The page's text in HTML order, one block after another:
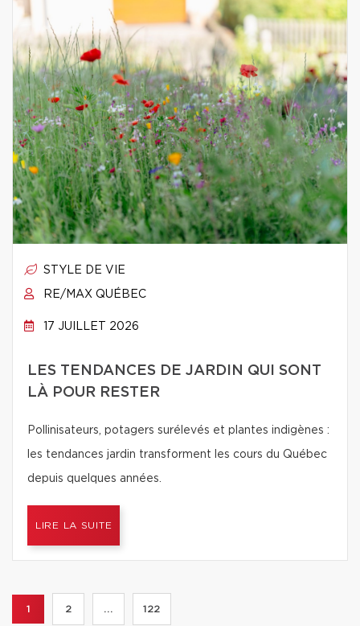
STYLE DE VIE
RE/MAX QUÉBEC
17 JUILLET 2026
LES TENDANCES DE JARDIN QUI SONT
LÀ POUR RESTER
Pollinisateurs, potagers surélevés et plantes indigènes :
les tendances jardin transforment les cours du Québec
depuis quelques années.
LIRE LA SUITE
1 2 ... 122